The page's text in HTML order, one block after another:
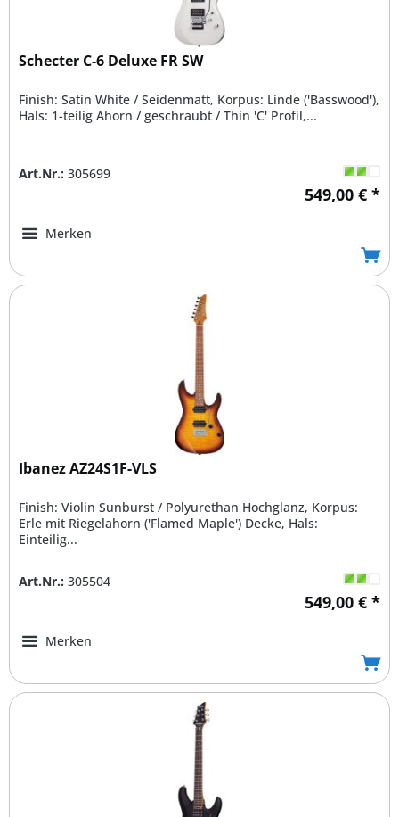
Schecter C-6 Deluxe FR SW
Finish: Satin White / Seidenmatt, Korpus: Linde ('Basswood'),
Hals: 1-teilig Ahorn / geschraubt / Thin 'C' Profil,...
Art.Nr.: 305699
549,00 € *
Merken
Ibanez AZ24S1F-VLS
Finish: Violin Sunburst / Polyurethan Hochglanz, Korpus:
Erle mit Riegelahorn ('Flamed Maple') Decke, Hals:
Einteilig...
Art.Nr.: 305504
549,00 € *
Merken